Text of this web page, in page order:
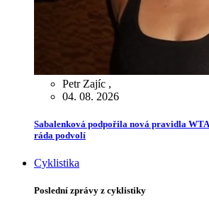
Petr Zajíc ,
04. 08. 2026
Sabalenková podpořila nová pravidla
ráda podvolí
Cyklistika
Poslední zprávy z cyklistiky